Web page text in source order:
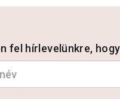
fel hírlevelünkre,